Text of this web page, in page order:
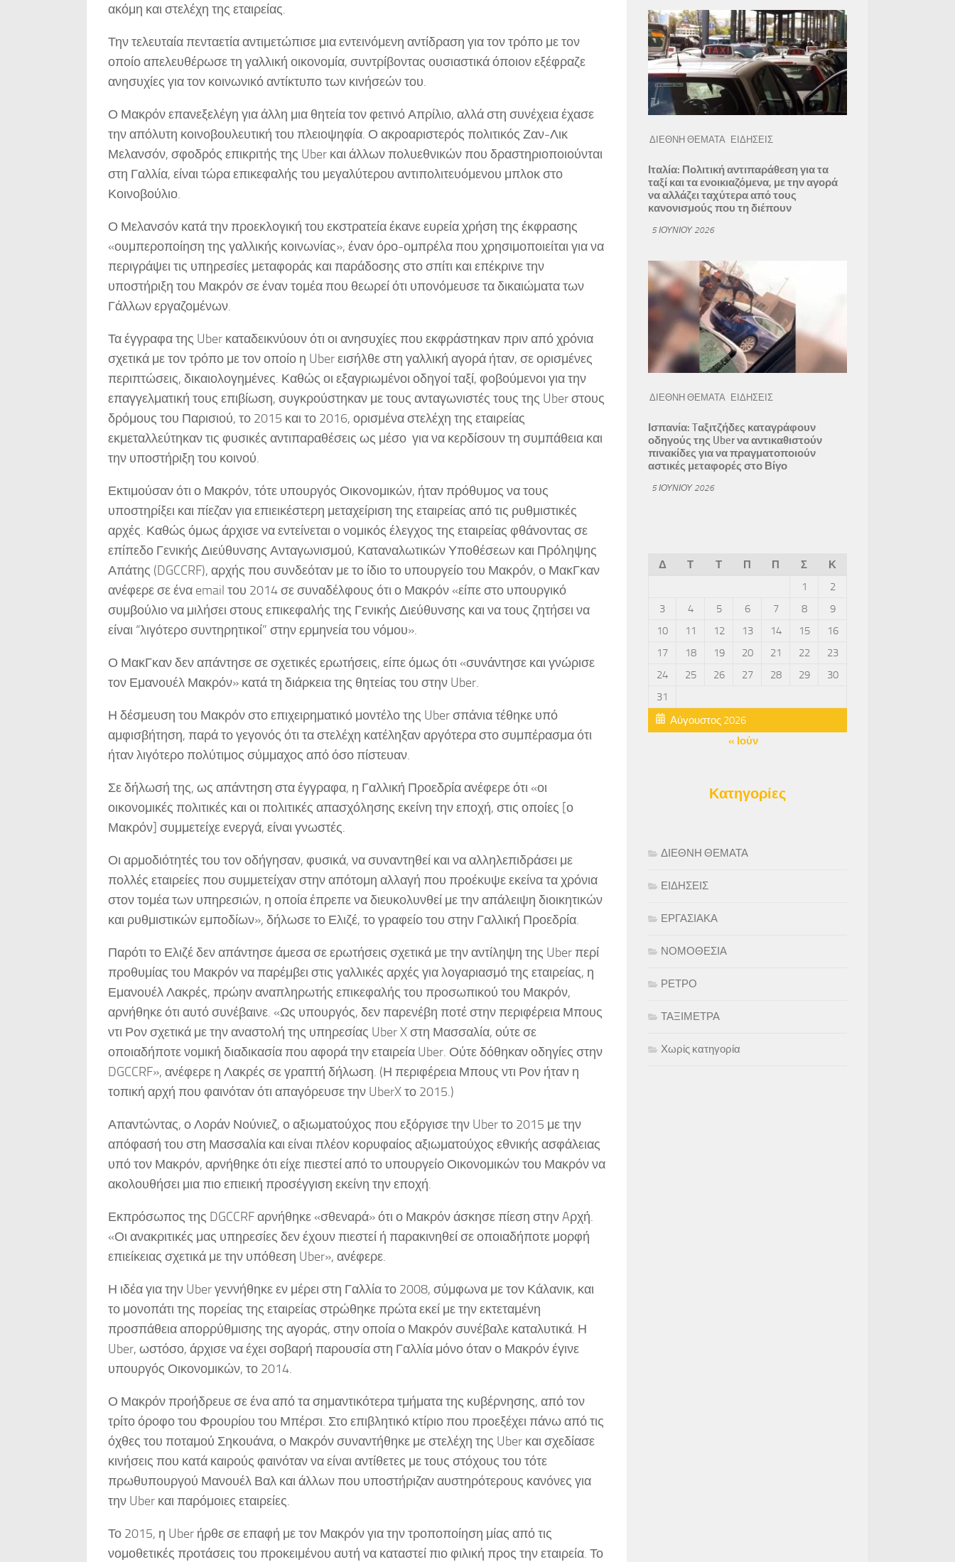
ακόμη και στελέχη της εταιρείας.
Την τελευταία πενταετία αντιμετώπισε μια εντεινόμενη αντίδραση για τον τρόπο με τον
οποίο απελευθέρωσε τη γαλλική οικονομία, συντρίβοντας ουσιαστικά όποιον εξέφραζε
ανησυχίες για τον κοινωνικό αντίκτυπο των κινήσεών του.
Ο Μακρόν επανεξελέγη για άλλη μια θητεία τον φετινό Απρίλιο, αλλά στη συνέχεια έχασε
την απόλυτη κοινοβουλευτική του πλειοψηφία. Ο ακροαριστερός πολιτικός Ζαν-Λικ
Μελανσόν, σφοδρός επικριτής της Uber και άλλων πολυεθνικών που δραστηριοποιούνται
στη Γαλλία, είναι τώρα επικεφαλής του μεγαλύτερου αντιπολιτευόμενου μπλοκ στο
Κοινοβούλιο.
Ο Μελανσόν κατά την προεκλογική του εκστρατεία έκανε ευρεία χρήση της έκφρασης
«ουμπεροποίηση της γαλλικής κοινωνίας», έναν όρο-ομπρέλα που χρησιμοποιείται για να
περιγράψει τις υπηρεσίες μεταφοράς και παράδοσης στο σπίτι και επέκρινε την
υποστήριξη του Μακρόν σε έναν τομέα που θεωρεί ότι υπονόμευσε τα δικαιώματα των
Γάλλων εργαζομένων.
Τα έγγραφα της Uber καταδεικνύουν ότι οι ανησυχίες που εκφράστηκαν πριν από χρόνια
σχετικά με τον τρόπο με τον οποίο η Uber εισήλθε στη γαλλική αγορά ήταν, σε ορισμένες
περιπτώσεις, δικαιολογημένες. Καθώς οι εξαγριωμένοι οδηγοί ταξί, φοβούμενοι για την
επαγγελματική τους επιβίωση, συγκρούστηκαν με τους ανταγωνιστές τους της Uber στους
δρόμους του Παρισιού, το 2015 και το 2016, ορισμένα στελέχη της εταιρείας
εκμεταλλεύτηκαν τις φυσικές αντιπαραθέσεις ως μέσο για να κερδίσουν τη συμπάθεια και
την υποστήριξη του κοινού.
Εκτιμούσαν ότι ο Μακρόν, τότε υπουργός Οικονομικών, ήταν πρόθυμος να τους
υποστηρίξει και πίεζαν για επιεικέστερη μεταχείριση της εταιρείας από τις ρυθμιστικές
αρχές. Καθώς όμως άρχισε να εντείνεται ο νομικός έλεγχος της εταιρείας φθάνοντας σε
επίπεδο Γενικής Διεύθυνσης Ανταγωνισμού, Καταναλωτικών Υποθέσεων και Πρόληψης
Απάτης (DGCCRF), αρχής που συνδεόταν με το ίδιο το υπουργείο του Μακρόν, ο ΜακΓκαν
ανέφερε σε ένα email του 2014 σε συναδέλφους ότι ο Μακρόν «είπε στο υπουργικό
συμβούλιο να μιλήσει στους επικεφαλής της Γενικής Διεύθυνσης και να τους ζητήσει να
είναι “λιγότερο συντηρητικοί” στην ερμηνεία του νόμου».
Ο ΜακΓκαν δεν απάντησε σε σχετικές ερωτήσεις, είπε όμως ότι «συνάντησε και γνώρισε
τον Εμανουέλ Μακρόν» κατά τη διάρκεια της θητείας του στην Uber.
Η δέσμευση του Μακρόν στο επιχειρηματικό μοντέλο της Uber σπάνια τέθηκε υπό
αμφισβήτηση, παρά το γεγονός ότι τα στελέχη κατέληξαν αργότερα στο συμπέρασμα ότι
ήταν λιγότερο πολύτιμος σύμμαχος από όσο πίστευαν.
Σε δήλωσή της, ως απάντηση στα έγγραφα, η Γαλλική Προεδρία ανέφερε ότι «οι
οικονομικές πολιτικές και οι πολιτικές απασχόλησης εκείνη την εποχή, στις οποίες [ο
Μακρόν] συμμετείχε ενεργά, είναι γνωστές.
Οι αρμοδιότητές του τον οδήγησαν, φυσικά, να συναντηθεί και να αλληλεπιδράσει με
πολλές εταιρείες που συμμετείχαν στην απότομη αλλαγή που προέκυψε εκείνα τα χρόνια
στον τομέα των υπηρεσιών, η οποία έπρεπε να διευκολυνθεί με την απάλειψη διοικητικών
και ρυθμιστικών εμποδίων», δήλωσε το Ελιζέ, το γραφείο του στην Γαλλική Προεδρία.
Παρότι το Ελιζέ δεν απάντησε άμεσα σε ερωτήσεις σχετικά με την αντίληψη της Uber περί
προθυμίας του Μακρόν να παρέμβει στις γαλλικές αρχές για λογαριασμό της εταιρείας, η
Εμανουέλ Λακρές, πρώην αναπληρωτής επικεφαλής του προσωπικού του Μακρόν,
αρνήθηκε ότι αυτό συνέβαινε. «Ως υπουργός, δεν παρενέβη ποτέ στην περιφέρεια Μπους
ντι Ρον σχετικά με την αναστολή της υπηρεσίας Uber X στη Μασσαλία, ούτε σε
οποιαδήποτε νομική διαδικασία που αφορά την εταιρεία Uber. Ούτε δόθηκαν οδηγίες στην
DGCCRF», ανέφερε η Λακρές σε γραπτή δήλωση. (Η περιφέρεια Μπους ντι Ρον ήταν η
τοπική αρχή που φαινόταν ότι απαγόρευσε την UberX το 2015.)
Απαντώντας, ο Λοράν Νούνιεζ, ο αξιωματούχος που εξόργισε την Uber το 2015 με την
απόφασή του στη Μασσαλία και είναι πλέον κορυφαίος αξιωματούχος εθνικής ασφάλειας
υπό τον Μακρόν, αρνήθηκε ότι είχε πιεστεί από το υπουργείο Οικονομικών του Μακρόν να
ακολουθήσει μια πιο επιεική προσέγγιση εκείνη την εποχή.
Εκπρόσωπος της DGCCRF αρνήθηκε «σθεναρά» ότι ο Μακρόν άσκησε πίεση στην Aρχή.
«Οι ανακριτικές μας υπηρεσίες δεν έχουν πιεστεί ή παρακινηθεί σε οποιαδήποτε μορφή
επιείκειας σχετικά με την υπόθεση Uber», ανέφερε.
Η ιδέα για την Uber γεννήθηκε εν μέρει στη Γαλλία το 2008, σύμφωνα με τον Κάλανικ, και
το μονοπάτι της πορείας της εταιρείας στρώθηκε πρώτα εκεί με την εκτεταμένη
προσπάθεια απορρύθμισης της αγοράς, στην οποία ο Μακρόν συνέβαλε καταλυτικά. Η
Uber, ωστόσο, άρχισε να έχει σοβαρή παρουσία στη Γαλλία μόνο όταν ο Μακρόν έγινε
υπουργός Οικονομικών, το 2014.
Ο Μακρόν προήδρευε σε ένα από τα σημαντικότερα τμήματα της κυβέρνησης, από τον
τρίτο όροφο του Φρουρίου του Μπέρσι. Στο επιβλητικό κτίριο που προεξέχει πάνω από τις
όχθες του ποταμού Σηκουάνα, ο Μακρόν συναντήθηκε με στελέχη της Uber και σχεδίασε
κινήσεις που κατά καιρούς φαινόταν να είναι αντίθετες με τους στόχους του τότε
πρωθυπουργού Μανουέλ Βαλ και άλλων που υποστήριζαν αυστηρότερους κανόνες για
την Uber και παρόμοιες εταιρείες.
Το 2015, η Uber ήρθε σε επαφή με τον Μακρόν για την τροποποίηση μίας από τις
νομοθετικές προτάσεις του προκειμένου αυτή να καταστεί πιο φιλική προς την εταιρεία. Το
ΔΙΕΘΝΗ ΘΕΜΑΤΑ ΕΙΔΗΣΕΙΣ
Ιταλία: Πολιτική αντιπαράθεση για τα
ταξί και τα ενοικιαζόμενα, με την αγορά
να αλλάζει ταχύτερα από τους
κανονισμούς που τη διέπουν
5 ΙΟΥΝΊΟΥ 2026
ΔΙΕΘΝΗ ΘΕΜΑΤΑ ΕΙΔΗΣΕΙΣ
Ισπανία: Tαξιτζήδες καταγράφουν
οδηγούς της Uber να αντικαθιστούν
πινακίδες για να πραγματοποιούν
αστικές μεταφορές στο Βίγο
5 ΙΟΥΝΊΟΥ 2026
Αύγουστος 2026
Δ Τ Τ Π Π Σ
Κ
1
2
3
4 5 6 7 8
9
10
11 12 13 14 15
16
17
18 19 20 21 22
23
24
25 26 27 28 29
30
31
« Ιούν
Κατηγορίες
ΔΙΕΘΝΗ ΘΕΜΑΤΑ
ΕΙΔΗΣΕΙΣ
ΕΡΓΑΣΙΑΚΑ
ΝΟΜΟΘΕΣΙΑ
ΡΕΤΡΟ
ΤΑΞΙΜΕΤΡΑ
Χωρίς κατηγορία